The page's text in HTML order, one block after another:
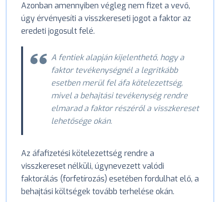
Azonban amennyiben végleg nem fizet a vevő,
úgy érvényesíti a visszkereseti jogot a faktor az
eredeti jogosult felé.
A fentiek alapján kijelenthető, hogy a
faktor tevékenységnél a legritkább
esetben merül fel áfa kötelezettség,
mivel a behajtási tevékenység rendre
elmarad a faktor részéről a visszkereset
lehetősége okán.
Az áfafizetési kötelezettség rendre a
visszkereset nélküli, úgynevezett valódi
faktorálás (forfetírozás) esetében fordulhat elő, a
behajtási költségek tovább terhelése okán.